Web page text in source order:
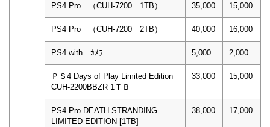
PS4 Pro （CUH-7200 1TB） 35,000 15,000
PS4 Pro （CUH-7200 2TB） 40,000 16,000
PS4 with ｶﾒﾗ 5,000 2,000
ＰＳ4 Days of Play Limited Edition
CUH-2200BBZR 1ＴＢ
33,000 15,000
PS4 Pro DEATH STRANDING
LIMITED EDITION [1TB]
38,000 17,000